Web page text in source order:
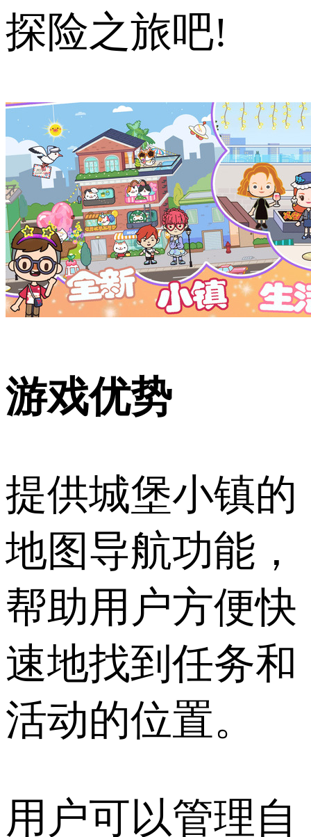
探险之旅吧!
游戏优势
提供城堡小镇的
地图导航功能，
帮助用户方便快
速地找到任务和
活动的位置。
用户可以管理自